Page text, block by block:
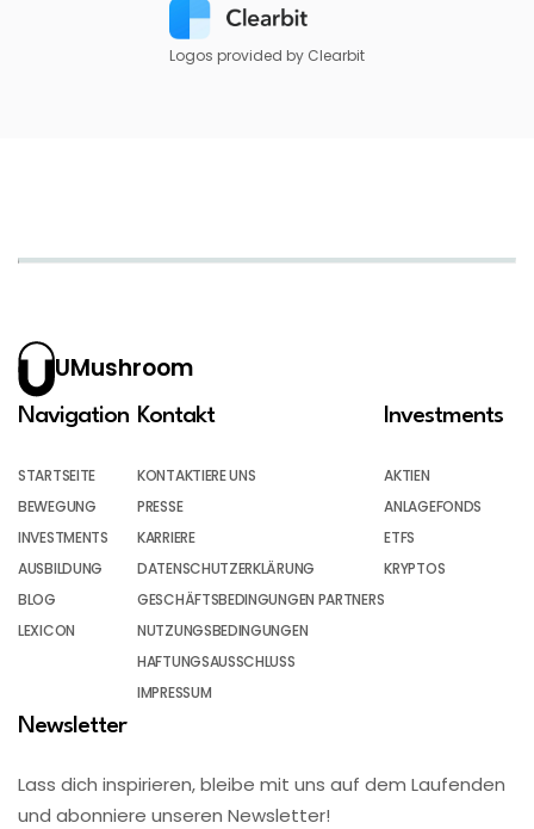
Logos provided by Clearbit
UMushroom
Navigation
STARTSEITE
BEWEGUNG
INVESTMENTS
AUSBILDUNG
BLOG
LEXICON
Kontakt
KONTAKTIERE UNS
PRESSE
KARRIERE
DATENSCHUTZERKLÄRUNG
GESCHÄFTSBEDINGUNGEN PARTNERS
NUTZUNGSBEDINGUNGEN
HAFTUNGSAUSSCHLUSS
IMPRESSUM
Investments
AKTIEN
ANLAGEFONDS
ETFS
KRYPTOS
Newsletter
Lass dich inspirieren, bleibe mit uns auf dem Laufenden
und abonniere unseren Newsletter!